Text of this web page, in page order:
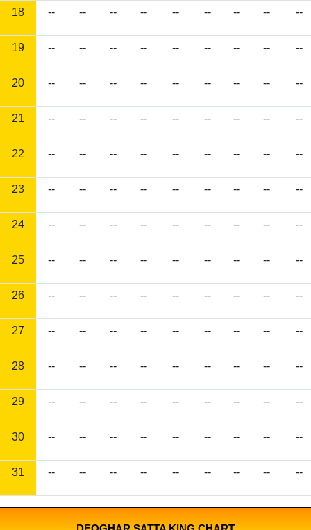
18 -- -- -- -- -- -- -- -- --
19 -- -- -- -- -- -- -- -- --
20 -- -- -- -- -- -- -- -- --
21 -- -- -- -- -- -- -- -- --
22 -- -- -- -- -- -- -- -- --
23 -- -- -- -- -- -- -- -- --
24 -- -- -- -- -- -- -- -- --
25 -- -- -- -- -- -- -- -- --
26 -- -- -- -- -- -- -- -- --
27 -- -- -- -- -- -- -- -- --
28 -- -- -- -- -- -- -- -- --
29 -- -- -- -- -- -- -- -- --
30 -- -- -- -- -- -- -- -- --
31 -- -- -- -- -- -- -- -- --